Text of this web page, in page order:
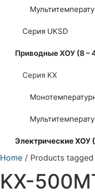
Серия UKSD
Приводные ХОУ (8 –
Серия KX
Электрические ХОУ
Home / Products tagged
KX-